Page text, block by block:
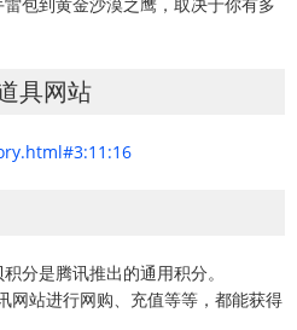
具网站
分是腾讯推出的通用积分。
网站进行网购、充值等等，都能获得